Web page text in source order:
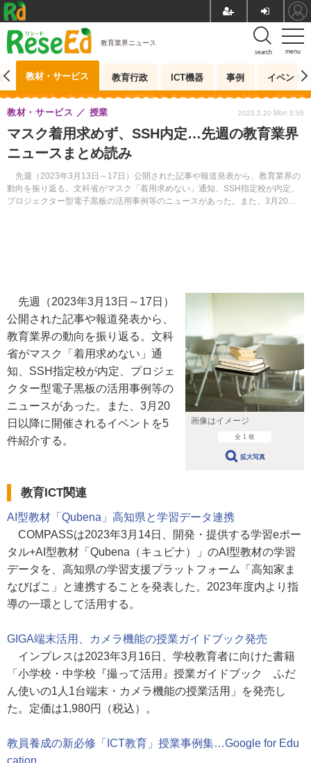
menu
search
教育業界ニュース
教材・サービス 教育行政 ICT機器 事例 イベント
マスク着用求めず、SSH内定…先週の教育業界
ニュースまとめ読み
先週（2023年3月13日～17日）公開された記事や報道発表から、教育業界の
動向を振り返る。文科省がマスク「着用求めない」通知、SSH指定校が内定、
プロジェクター型電子黒板の活用事例等のニュースがあった。また、3月20日
教材・サービス 授業 2023.3.20 Mon 5:55
画像はイメージ
全 1 枚
拡大写真
先週（2023年3月13日～17日）
公開された記事や報道発表から、
教育業界の動向を振り返る。文科
省がマスク「着用求めない」通
知、SSH指定校が内定、プロジェ
クター型電子黒板の活用事例等の
ニュースがあった。また、3月20
日以降に開催されるイベントを5
件紹介する。
教育ICT関連
AI型教材「Qubena」高知県と学習データ連携
COMPASSは2023年3月14日、開発・提供する学習eポー
タル+AI型教材「Qubena（キュビナ）」のAI型教材の学習
データを、高知県の学習支援プラットフォーム「高知家ま
なびばこ」と連携することを発表した。2023年度内より指
導の一環として活用する。
GIGA端末活用、カメラ機能の授業ガイドブック発売
インプレスは2023年3月16日、学校教育者に向けた書籍
「小学校・中学校『撮って活用』授業ガイドブック ふだ
ん使いの1人1台端末・カメラ機能の授業活用」を発売し
た。定価は1,980円（税込）。
教員養成の新必修「ICT教育」授業事例集…Google for Edu